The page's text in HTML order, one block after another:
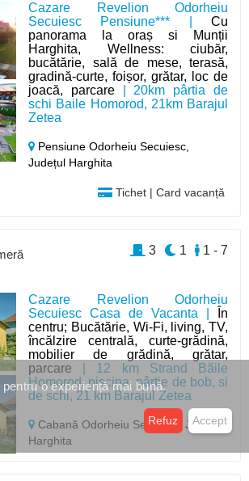
Cazare Revelion Odorheiu
Secuiesc Pensiune*** | Cu
panorama la oraș si Munții
Harghita, Wellness: ciubăr,
bucătărie, sală de mese, terasă,
gradină-curte, foișor, grătar, loc de
joacă, parcare| 20km pârtia de
schi Baile Homorod, 21km Barajul
Zetea
Pensiune Odorheiu Secuiesc,
Județul Harghita
Tichet | Card vacanță
Cazare Revelion Odorheiu
Secuiesc Casa de Vacanta |
În
centru; Bucătărie, Wi-Fi, living, TV,
încălzire centrală, curte-grădină,
mobilier de grădină, grătar,
parcare | 12 km Strand Băile
Homorod, piscina, pârtie de bob, si
de schi, 21 km Barajul Zetea
Cabană Odorheiu Secuiesc,Județul
Harghita
1 - 7
1
3
o experiență mai bună.
Refuz Accept